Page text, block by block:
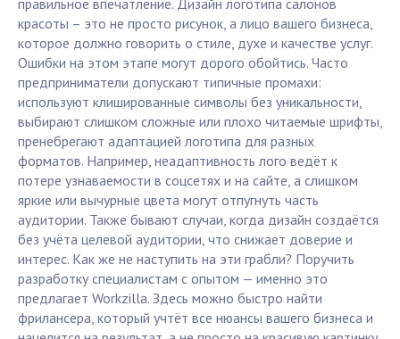
правильное впечатление. Дизайн логотипа салонов
красоты – это не просто рисунок, а лицо вашего бизнеса,
которое должно говорить о стиле, духе и качестве услуг.
Ошибки на этом этапе могут дорого обойтись. Часто
предприниматели допускают типичные промахи:
используют клишированные символы без уникальности,
выбирают слишком сложные или плохо читаемые шрифты,
пренебрегают адаптацией логотипа для разных
форматов. Например, неадаптивность лого ведёт к
потере узнаваемости в соцсетях и на сайте, а слишком
яркие или вычурные цвета могут отпугнуть часть
аудитории. Также бывают случаи, когда дизайн создаётся
без учёта целевой аудитории, что снижает доверие и
интерес. Как же не наступить на эти грабли? Поручить
разработку специалистам с опытом — именно это
предлагает Workzilla. Здесь можно быстро найти
фрилансера, который учтёт все нюансы вашего бизнеса и